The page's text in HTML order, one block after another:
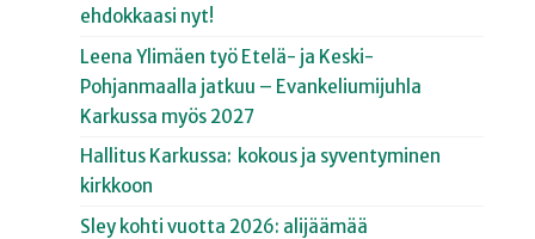
ehdokkaasi nyt!
Leena Ylimäen työ Etelä- ja Keski-
Pohjanmaalla jatkuu – Evankeliumijuhla
Karkussa myös 2027
Hallitus Karkussa: kokous ja syventyminen
kirkkoon
Sley kohti vuotta 2026: alijäämää